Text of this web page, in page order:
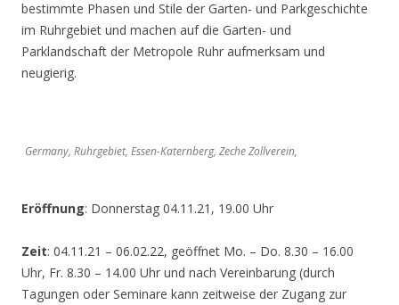
bestimmte Phasen und Stile der Garten- und Parkgeschichte
im Ruhrgebiet und machen auf die Garten- und
Parklandschaft der Metropole Ruhr aufmerksam und
neugierig.
Germany, Ruhrgebiet, Essen-Katernberg, Zeche Zollverein,
Eröffnung: Donnerstag 04.11.21, 19.00 Uhr
Zeit: 04.11.21 – 06.02.22, geöffnet Mo. – Do. 8.30 – 16.00
Uhr, Fr. 8.30 – 14.00 Uhr und nach Vereinbarung (durch
Tagungen oder Seminare kann zeitweise der Zugang zur